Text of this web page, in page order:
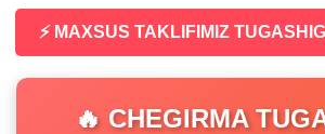
⚡ MAXSUS TAKLIFIMIZ
🔥 CHEGIRMA